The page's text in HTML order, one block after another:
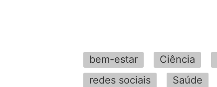
bem-estar Ciência
redes sociais
Saúde